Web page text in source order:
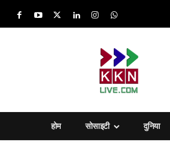
होम सोसाइटी दुनिया